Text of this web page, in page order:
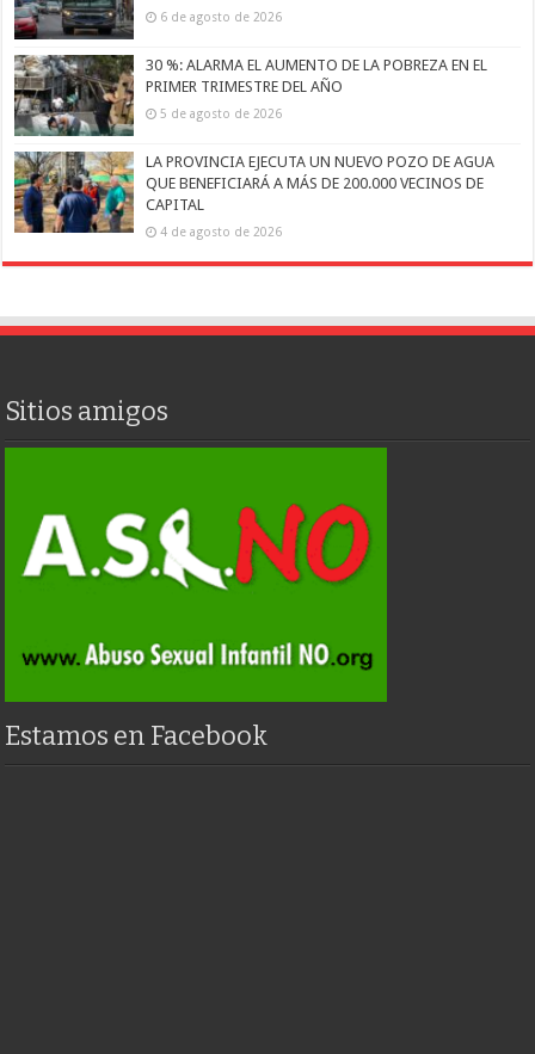
6 de agosto de 2026
30 %: ALARMA EL AUMENTO DE LA POBREZA EN EL
PRIMER TRIMESTRE DEL AÑO
5 de agosto de 2026
LA PROVINCIA EJECUTA UN NUEVO POZO DE AGUA
QUE BENEFICIARÁ A MÁS DE 200.000 VECINOS DE
CAPITAL
4 de agosto de 2026
Sitios amigos
Estamos en Facebook